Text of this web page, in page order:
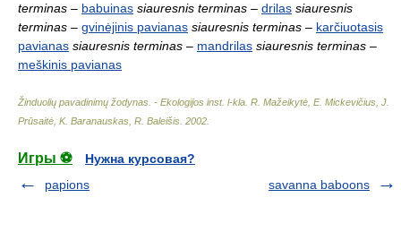
terminas – babuinas siauresnis terminas – drilas siauresnis
terminas – gvinėjinis pavianas siauresnis terminas – karčiuotasis
pavianas siauresnis terminas – mandrilas siauresnis terminas –
meškinis pavianas
Žinduolių pavadinimų žodynas. - Ekologijos inst. l-kla R. Mažeikytė, E. Mickevičius, J.
Prūsaitė, K. Baranauskas, R. Baleišis 2002
Игры ⚽
Нужна курсовая?
papions
savanna baboons